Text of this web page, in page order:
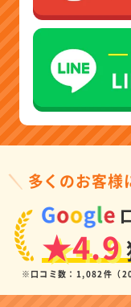
多くのお客様
★4.9
※口コミ数：1,082件（